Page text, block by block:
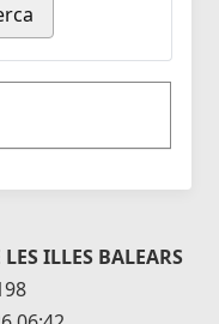
ILLES BALEARS